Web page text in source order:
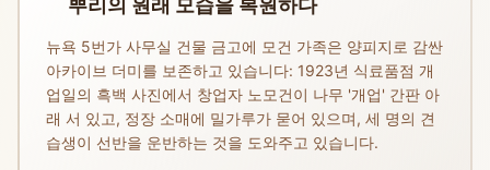
뿌리의 원래 모습을 복원하다
뉴욕 5번가 사무실 건물 금고에 모건 가족은 양피지로 감싼
아카이브 더미를 보존하고 있습니다: 1923년 식료품점 개
업일의 흑백 사진에서 창업자 노모건이 나무 '개업' 간판 아
래 서 있고, 정장 소매에 밀가루가 묻어 있으며, 세 명의 견
습생이 선반을 운반하는 것을 도와주고 있습니다.